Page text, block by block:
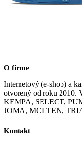
O firme
Internetový (e-shop) a
otvorený od roku 2010.
KEMPA, SELECT,
JOMA, MOLTEN,
Kontakt